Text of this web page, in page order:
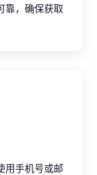
靠，确保获取
用手机号或邮